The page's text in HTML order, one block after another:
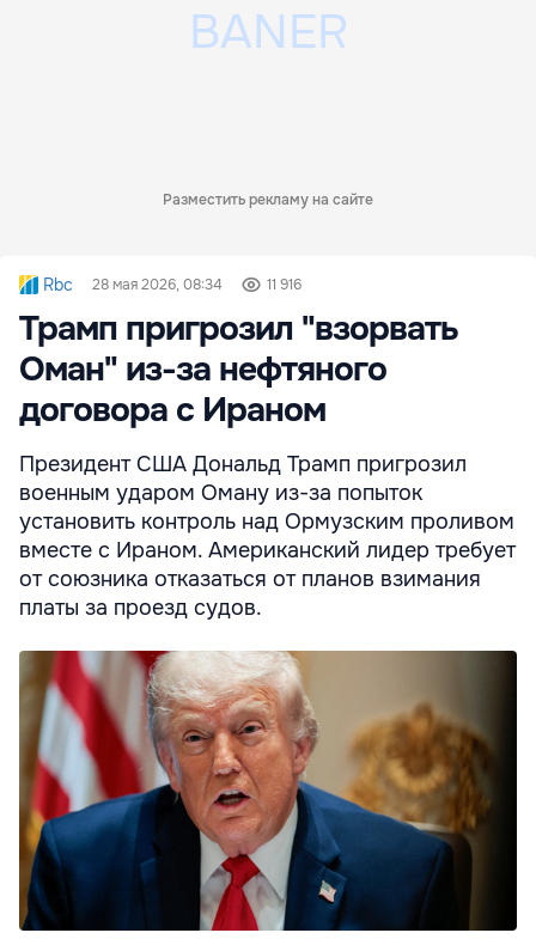
Разместить рекламу на сайте
Rbc 28 мая 2026, 08:34 11 916
Трамп пригрозил "взорвать
Оман" из-за нефтяного
договора с Ираном
Президент США Дональд Трамп пригрозил
военным ударом Оману из-за попыток
установить контроль над Ормузским проливом
вместе с Ираном. Американский лидер требует
от союзника отказаться от планов взимания
платы за проезд судов.